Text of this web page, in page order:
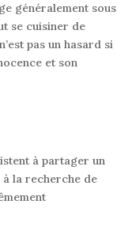
généralement sous
se cuisiner de
pas un hasard si
et son
à partager un
à la recherche de